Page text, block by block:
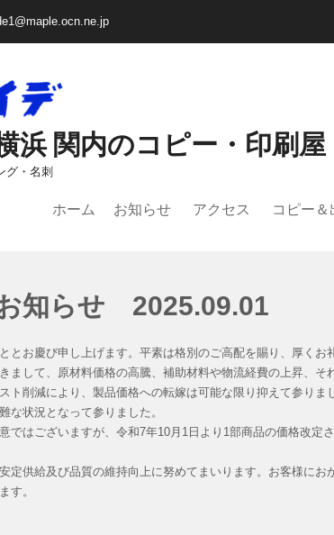
関内のコピー・印刷屋
グ・名刺
ホーム お知らせ アクセス コピー＆
知らせ 2025.09.01
お慶び申し上げます。平素は格別のご高配を賜り、厚くお
まして、原材料価格の高騰、補助材料や物流経費の上昇、そ
ト削減により、製品価格への転嫁は可能な限り抑えて参り
な状況となって参りました。
ではございますが、令和7年10月1日より1部商品の価格改定
定供給及び品質の維持向上に努めてまいります。お客様にお
す。